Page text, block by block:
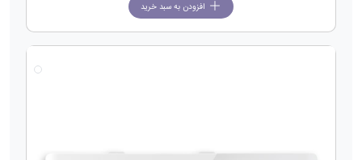
افزودن به سبد خرید